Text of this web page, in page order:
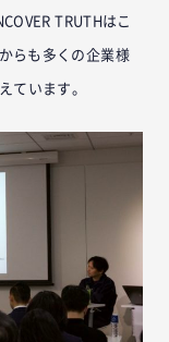
TRUTHはこ
らも多くの企業様
ています。